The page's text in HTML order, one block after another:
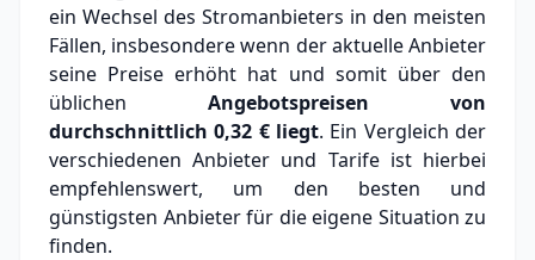
ein Wechsel des Stromanbieters in den meisten
Fällen, insbesondere wenn der aktuelle Anbieter
seine Preise erhöht hat und somit über den
üblichen Angebotspreisen von
durchschnittlich0,32 €liegt. Ein Vergleich der
verschiedenen Anbieter und Tarife ist hierbei
empfehlenswert, um den besten und
günstigsten Anbieter für die eigene Situation zu
finden.